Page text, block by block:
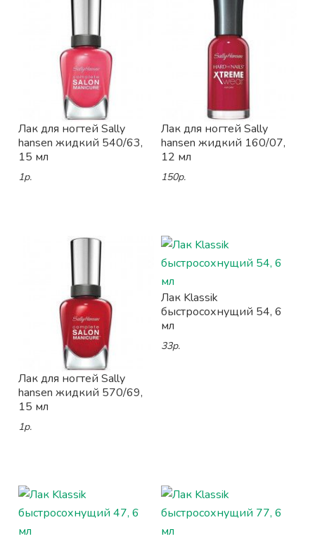
Лак для ногтей Sally
hansen жидкий 540/63,
15 мл
1р.
Лак для ногтей Sally
hansen жидкий 160/07,
12 мл
150р.
Лак для ногтей Sally
hansen жидкий 570/69,
15 мл
1р.
Лак Klassik
быстросохнущий 54, 6
мл
33р.